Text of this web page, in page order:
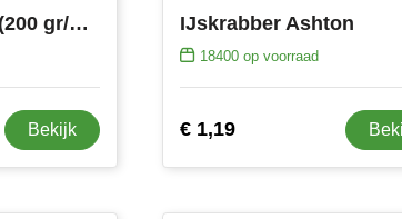
Polyester fleece (200 gr/m²) sjaal Maddison
Bekijk
IJskrabber Ashton
18400 op voorraad
€ 1,19